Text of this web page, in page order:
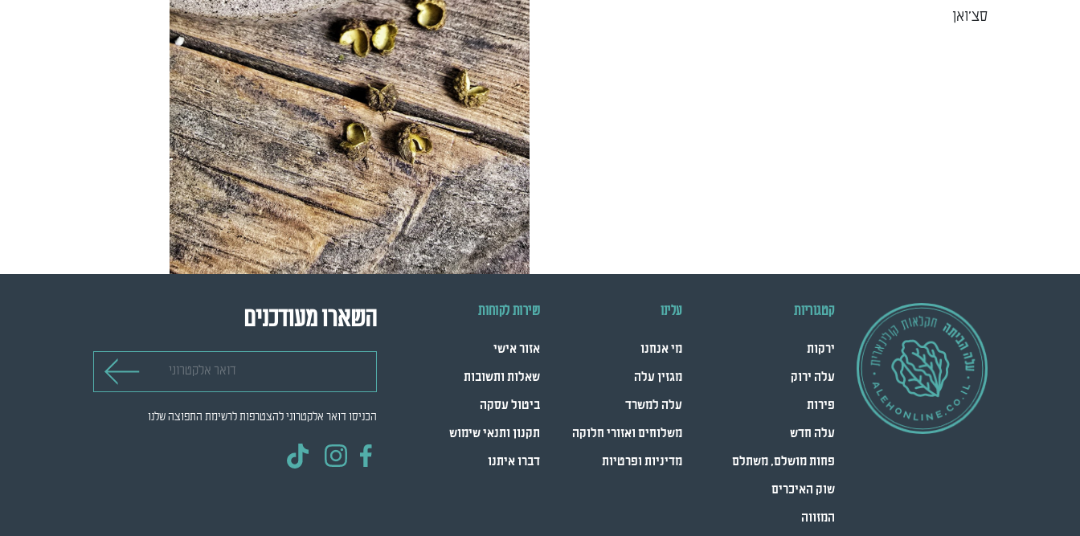
סצ'ואן
קטגוריות
ירקות
עלה ירוק
פירות
עלה חדש
פחות מושלם, משתלם
שוק האיכרים
המזווה
עלינו
מי אנחנו
מגזין עלה
עלה למשרד
משלוחים ואזורי חלוקה
מדיניות ופרטיות
שירות לקוחות
אזור אישי
שאלות ותשובות
ביטול עסקה
תקנון ותנאי שימוש
דברו איתנו
השארו מעודכנים
הכניסו דואר אלקטרוני להצטרפות לרשימת התפוצה שלנו